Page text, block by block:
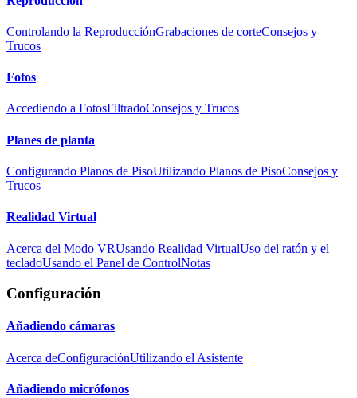
Controlando la ReproducciónGrabaciones de corteConsejos y
Trucos
Fotos
Accediendo a FotosFiltradoConsejos y Trucos
Planes de planta
Configurando Planos de PisoUtilizando Planos de PisoConsejos y
Trucos
Realidad Virtual
Acerca del Modo VRUsando Realidad VirtualUso del ratón y el
tecladoUsando el Panel de ControlNotas
Configuración
Añadiendo cámaras
Acerca deConfiguraciónUtilizando el Asistente
Añadiendo micrófonos